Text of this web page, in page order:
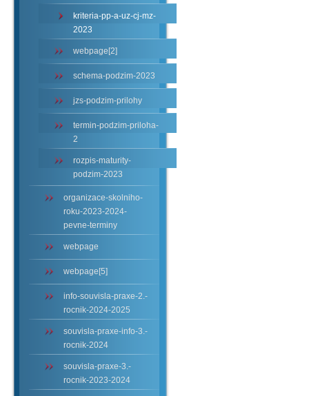
kriteria-pp-a-uz-cj-mz-
2023
webpage[2]
schema-podzim-2023
jzs-podzim-prilohy
termin-podzim-priloha-
2
rozpis-maturity-
podzim-2023
organizace-skolniho-
roku-2023-2024-
pevne-terminy
webpage
webpage[5]
info-souvisla-praxe-2.-
rocnik-2024-2025
souvisla-praxe-info-3.-
rocnik-2024
souvisla-praxe-3.-
rocnik-2023-2024